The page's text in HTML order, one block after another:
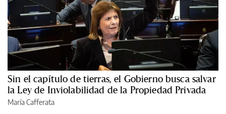
Sin el capítulo de tierras, el Gobierno busca salvar
la Ley de Inviolabilidad de la Propiedad Privada
María Cafferata